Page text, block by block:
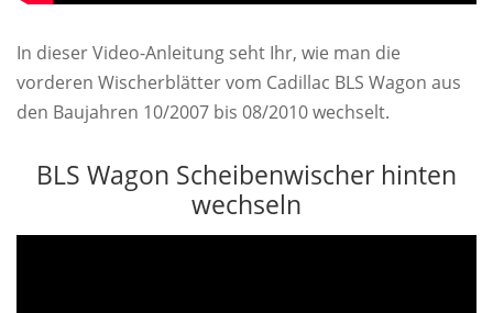
In dieser Video-Anleitung seht Ihr, wie man die
vorderen Wischerblätter vom Cadillac BLS Wagon aus
den Baujahren 10/2007 bis 08/2010 wechselt.
BLS Wagon Scheibenwischer hinten
wechseln